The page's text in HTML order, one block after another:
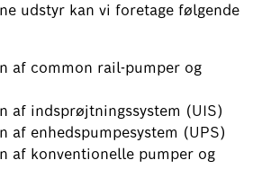
udstyr kan vi foretage følgende
af common rail-pumper og
af indsprøjtningssystem (UIS)
af enhedspumpesystem (UPS)
af konventionelle pumper og